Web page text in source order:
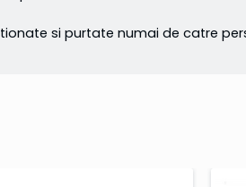
si purtate numai de catre